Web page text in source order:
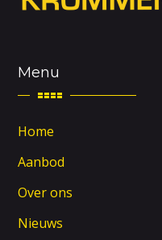
Menu
Home
Aanbod
Over ons
Nieuws